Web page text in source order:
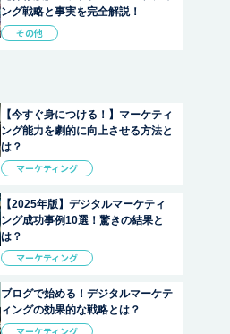
ング戦略と事実を完全解説！
その他
【今すぐ身につける！】マーケティ
ング能力を劇的に向上させる方法と
は？
マーケティング
【2025年版】デジタルマーケティ
ング成功事例10選！驚きの結果と
は？
マーケティング
ブログで始める！デジタルマーケテ
ィングの効果的な戦略とは？
マーケティング